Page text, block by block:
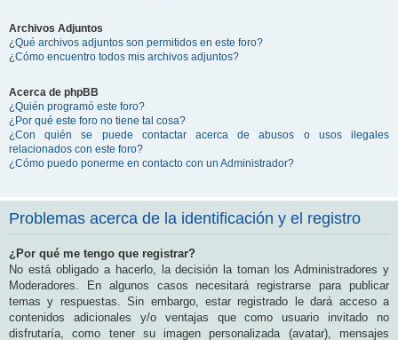
Archivos Adjuntos
¿Qué archivos adjuntos son permitidos en este foro?
¿Cómo encuentro todos mis archivos adjuntos?
Acerca de phpBB
¿Quién programó este foro?
¿Por qué este foro no tiene tal cosa?
¿Con quién se puede contactar acerca de abusos o usos ilegales
relacionados con este foro?
¿Cómo puedo ponerme en contacto con un Administrador?
Problemas acerca de la identificación y el registro
¿Por qué me tengo que registrar?
No está obligado a hacerlo, la decisión la toman los Administradores y
Moderadores. En algunos casos necesitará registrarse para publicar
temas y respuestas. Sin embargo, estar registrado le dará acceso a
contenidos adicionales y/o ventajas que como usuario invitado no
disfrutaría, como tener su imagen personalizada (avatar), mensajes